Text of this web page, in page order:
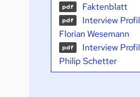
pdf Faktenblatt
pdf
Interview Profil
Florian Wesemann
pdf
Interview Profil
Philip Schetter